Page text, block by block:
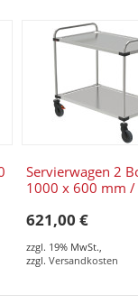
Servierwagen 2
1000 x 600 mm /
mm
621,00 €
zzgl. 19% MwSt.,
zzgl. Versandkosten